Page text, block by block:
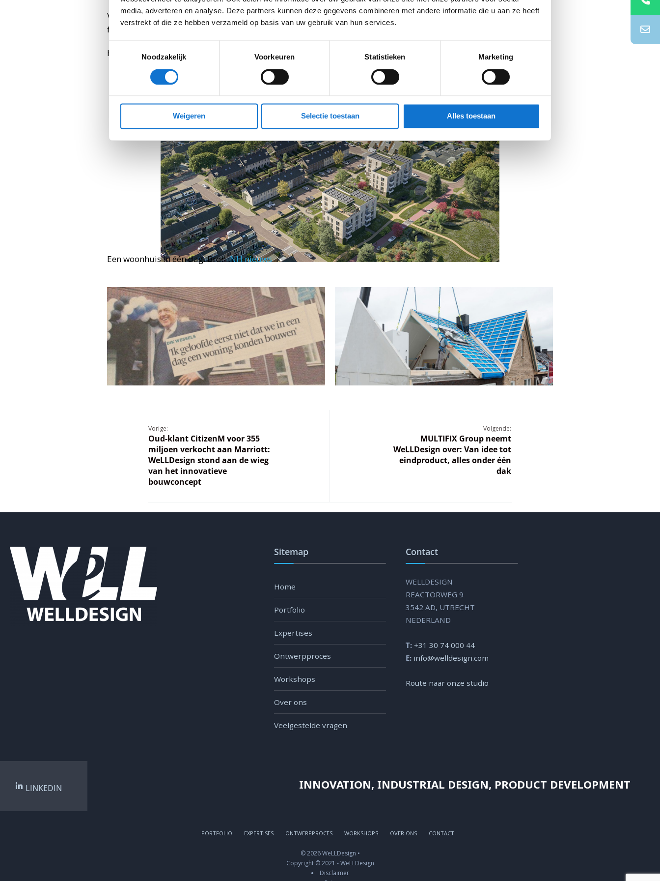
media, adverteren en analyse. Deze partners kunnen deze gegevens combineren met andere informatie die u aan ze heeft
verstrekt of die ze hebben verzameld op basis van uw gebruik van hun services.
Noodzakelijk
Voorkeuren Statistieken Marketing
Weigeren Selectie toestaan Alles toestaan
Voor MorgenWonen zijn vele innovaties ontwikkeld en samengekomen: de trapunit, het vloerconcept, het
funderingsconcept, bouwlogistiek, energieunit en uiteraard ook de myCuby badkamer.
Het is een weergaloos succes en de benchmark voor de markt. Het kreeg navolging bij meerdere bouwbedrijven.
Een woonhuis in één dag. Bron:NH nieuws
Vorige:
Oud-klant CitizenM voor 355
miljoen verkocht aan Marriott:
WeLLDesign stond aan de wieg
van het innovatieve
bouwconcept
Volgende:
MULTIFIX Group neemt
WeLLDesign over: Van idee tot
eindproduct, alles onder één
dak
Sitemap
Home
Portfolio
Expertises
Ontwerpproces
Workshops
Over ons
Veelgestelde vragen
Contact
WELLDESIGN
REACTORWEG 9
3542 AD, UTRECHT
NEDERLAND
T: +31 30 74 000 44
E: info@welldesign.com
Route naar onze studio
LINKEDIN INNOVATION, INDUSTRIAL DESIGN, PRODUCT DEVELOPMENT
PORTFOLIO EXPERTISES ONTWERPPROCES WORKSHOPS OVER ONS CONTACT
© 2026 WeLLDesign •
Copyright © 2021 - WeLLDesign
Disclaimer